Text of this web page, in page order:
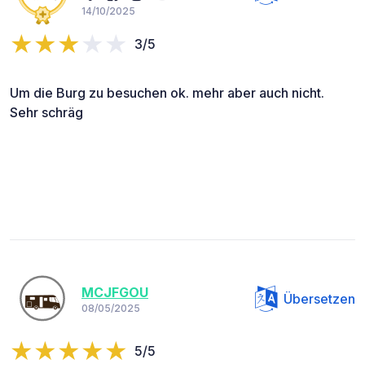
14/10/2025
3/5
Um die Burg zu besuchen ok. mehr aber auch nicht.
Sehr schräg
MCJFGOU
08/05/2025
Übersetzen
5/5